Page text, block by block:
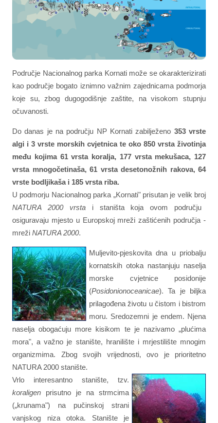
Područje Nacionalnog parka Kornati može se okarakterizirati
kao područje bogato iznimno važnim zajednicama podmorja
koje su, zbog dugogodišnje zaštite, na visokom stupnju
očuvanosti.
Do danas je na području NP Kornati zabilježeno 353 vrste
algi i 3 vrste morskih cvjetnica te oko 850 vrsta životinja
među kojima 61 vrsta koralja, 177 vrsta mekušaca, 127
vrsta mnogočetinaša, 61 vrsta desetonožnih rakova, 64
vrste bodljikaša i 185 vrsta riba.
U podmorju Nacionalnog parka „Kornati" prisutan je velik broj
NATURA 2000 vrstai staništa koja ovom području
osiguravaju mjesto u Europskoj mreži zaštićenih područja -
mreži NATURA 2000.
Muljevito-pjeskovita dna u priobalju
kornatskih otoka nastanjuju naselja
morske cvjetnice posidonije
(Posidonionoceanicae). Ta je biljka
prilagođena životu u čistom i bistrom
moru. Sredozemni je endem. Njena
naselja obogaćuju more kisikom te je nazivamo „plućima
mora", a važno je stanište, hranilište i mrjestilište mnogim
organizmima. Zbog svojih vrijednosti, ovo je prioritetno
NATURA 2000 stanište.
Vrlo interesantno stanište, tzv.
koraligen prisutno je na strmcima
(„krunama") na pučinskoj strani
vanjskog niza otoka. Stanište je